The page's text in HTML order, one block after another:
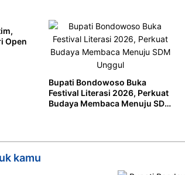
Open
Bupati Bondowoso Buka
Festival Literasi 2026, Perkuat
Budaya Membaca Menuju SDM
kamu